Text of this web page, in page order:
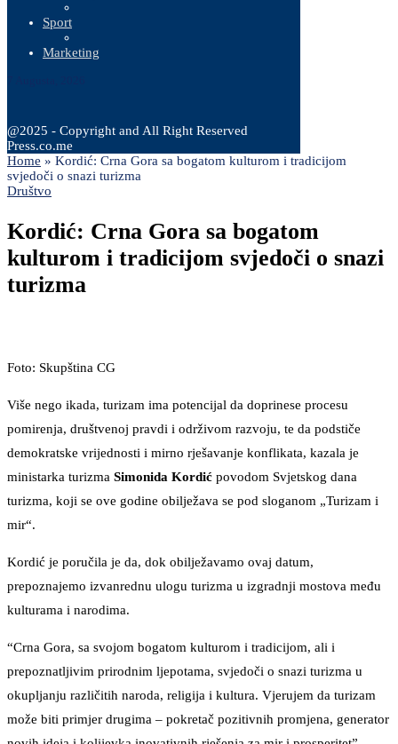
Sport
Marketing
@2025 - Copyright and All Right Reserved
Press.co.me
Home » Kordić: Crna Gora sa bogatom kulturom i tradicijom
svjedoči o snazi turizma
Društvo
Kordić: Crna Gora sa bogatom
kulturom i tradicijom svjedoči o snazi
turizma
Foto: Skupština CG
Više nego ikada, turizam ima potencijal da doprinese procesu
pomirenja, društvenoj pravdi i održivom razvoju, te da podstiče
demokratske vrijednosti i mirno rješavanje konflikata, kazala je
ministarka turizma Simonida Kordić povodom Svjetskog dana
turizma, koji se ove godine obilježava se pod sloganom „Turizam i
mir“.
Kordić je poručila je da, dok obilježavamo ovaj datum,
prepoznajemo izvanrednu ulogu turizma u izgradnji mostova među
kulturama i narodima.
“Crna Gora, sa svojom bogatom kulturom i tradicijom, ali i
prepoznatljivim prirodnim ljepotama, svjedoči o snazi turizma u
okupljanju različitih naroda, religija i kultura. Vjerujem da turizam
može biti primjer drugima – pokretač pozitivnih promjena, generator